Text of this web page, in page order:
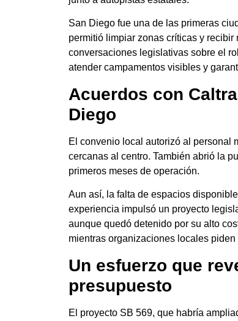
San Diego fue una de las primeras
permitió limpiar zonas críticas y
conversaciones legislativas sobre el
atender campamentos visibles y
Acuerdos con
Diego
El convenio local autorizó al personal
cercanas al centro. También abrió la
primeros meses de operación.
Aun así, la falta de espacios
experiencia impulsó un proyecto
aunque quedó detenido por su alto
mientras organizaciones locales
Un esfuerzo que
presupuesto
El proyecto SB 569, que habría